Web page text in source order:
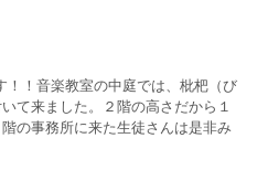
！！音楽教室の中庭では、枇杷（び
て来ました。２階の高さだから１
の事務所に来た生徒さんは是非み